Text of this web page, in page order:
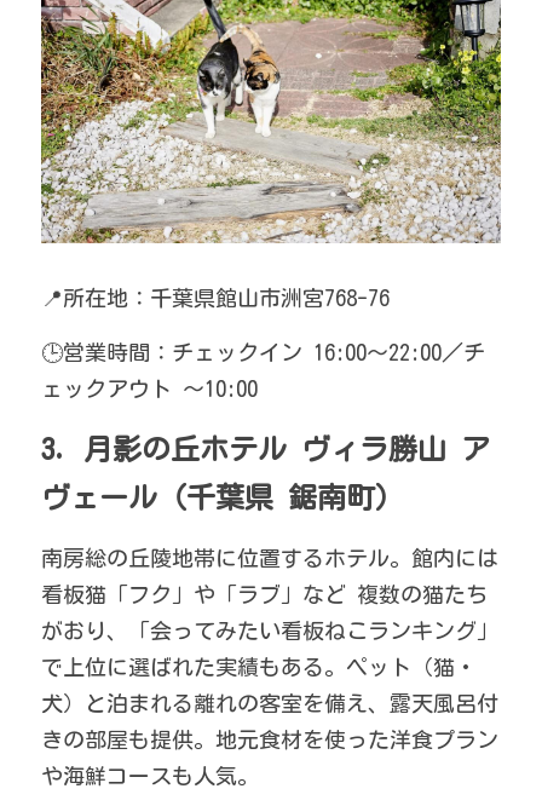
📍所在地：千葉県館山市洲宮768-76
🕒営業時間：チェックイン 16:00〜22:00／チ
ェックアウト 〜10:00
3. 月影の丘ホテル ヴィラ勝山 ア
ヴェール（千葉県 鋸南町）
南房総の丘陵地帯に位置するホテル。館内には
看板猫「フク」や「ラブ」など 複数の猫たち
がおり、「会ってみたい看板ねこランキング」
で上位に選ばれた実績もある。ペット（猫・
犬）と泊まれる離れの客室を備え、露天風呂付
きの部屋も提供。地元食材を使った洋食プラン
や海鮮コースも人気。